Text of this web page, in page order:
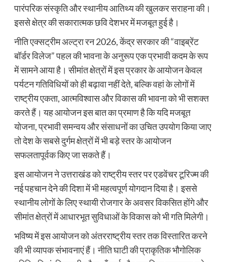
पारंपरिक संस्कृति और स्थानीय आतिथ्य की खुलकर सराहना की।
इससे क्षेत्र की सकारात्मक छवि देशभर में मजबूत हुई है।
नीति एक्सट्रीम अल्ट्रा रन 2026, केंद्र सरकार की “वाइब्रेंट
बॉर्डर विलेज” पहल की भावना के अनुरूप एक प्रभावी कदम के रूप
में सामने आया है। सीमांत क्षेत्रों में इस प्रकार के आयोजन केवल
पर्यटन गतिविधियों को ही बढ़ावा नहीं देते, बल्कि वहां के लोगों में
राष्ट्रीय एकता, आत्मविश्वास और विकास की भावना को भी सशक्त
करते हैं। यह आयोजन इस बात का प्रमाण है कि यदि मजबूत
योजना, प्रभावी समन्वय और संसाधनों का उचित उपयोग किया जाए
तो देश के सबसे दुर्गम क्षेत्रों में भी बड़े स्तर के आयोजन
सफलतापूर्वक किए जा सकते हैं।
इस आयोजन ने उत्तराखंड को राष्ट्रीय स्तर पर एडवेंचर टूरिज्म की
नई पहचान देने की दिशा में भी महत्वपूर्ण योगदान दिया है। इससे
स्थानीय लोगों के लिए स्थायी रोजगार के अवसर विकसित होंगे और
सीमांत क्षेत्रों में आधारभूत सुविधाओं के विकास को भी गति मिलेगी।
भविष्य में इस आयोजन को अंतरराष्ट्रीय स्तर तक विस्तारित करने
की भी व्यापक संभावनाएं हैं। नीति घाटी की प्राकृतिक भौगोलिक